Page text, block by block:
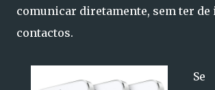
comunicar diretamente, sem ter de
contactos.
Se